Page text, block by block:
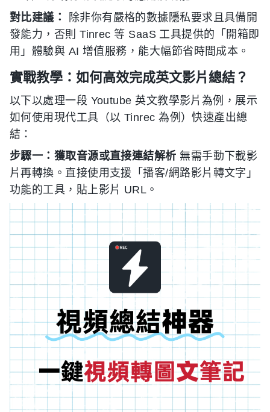
對比建議：
除非你有嚴格的數據隱私要求且具備開
發能力，否則 Tinrec 等 SaaS 工具提供的「開箱即
用」體驗與 AI 增值服務，能大幅節省時間成本。
實戰教學：如何高效完成英文影片總結？
以下以處理一段 Youtube 英文教學影片為例，展示
如何使用現代工具（以 Tinrec 為例）快速產出總
結：
步驟一：獲取音源或直接連結解析 無需手動下載影
片再轉換。直接使用支援「播客/網路影片轉文字」
功能的工具，貼上影片 URL。